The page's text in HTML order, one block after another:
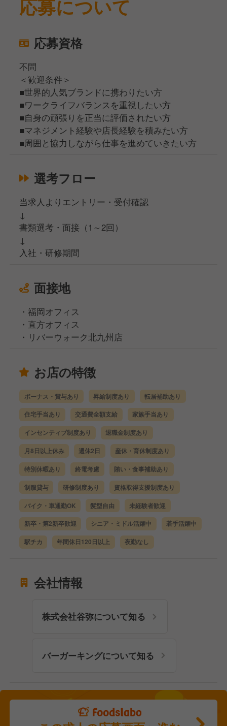
応募について
応募資格
不問
＜歓迎条件＞
■世界的人気ブランドに携わりたい方
■ワークライフバランスを重視したい方
■自身の頑張りを正当に評価されたい方
■マネジメント経験や店長経験を積みたい方
■周囲と協力しながら仕事を進めていきたい方
選考フロー
当求人よりエントリー・受付確認
↓
書類選考・面接（1～2回）
↓
入社・研修期間
面接地
・福岡オフィス
・直方オフィス
・リバーウォーク北九州店
お店の特徴
ボーナス・賞与あり 昇給制度あり 転居補助あり
住宅手当あり 交通費全額支給 家族手当あり
インセンティブ制度あり 退職金制度あり
月8日以上休み 週休2日 産休・育休制度あり
特別休暇あり 終電考慮 賄い・食事補助あり
制服貸与 研修制度あり 資格取得支援制度あり
バイク・車通勤OK 髪型自由 未経験者歓迎
新卒・第2新卒歓迎 シニア・ミドル活躍中 若手活躍中
駅チカ 年間休日120日以上 夜勤なし
会社情報
株式会社谷弥について知る
バーガーキングについて知る